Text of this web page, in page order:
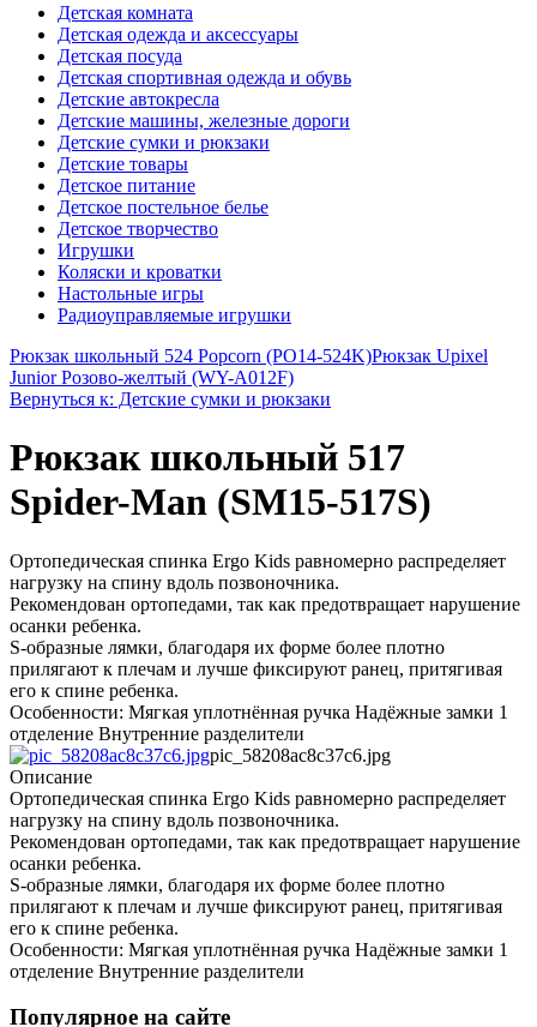
Детская комната
Детская одежда и аксессуары
Детская посуда
Детская спортивная одежда и обувь
Детские автокресла
Детские машины, железные дороги
Детские сумки и рюкзаки
Детские товары
Детское питание
Детское постельное белье
Детское творчество
Игрушки
Коляски и кроватки
Настольные игры
Радиоуправляемые игрушки
Рюкзак школьный 524 Popcorn (PO14-524K)Рюкзак Upixel
Junior Розово-желтый (WY-A012F)
Вернуться к: Детские сумки и рюкзаки
Рюкзак школьный 517
Spider-Man (SM15-517S)
Ортопедическая спинка Ergo Kids равномерно распределяет
нагрузку на спину вдоль позвоночника.
Рекомендован ортопедами, так как предотвращает нарушение
осанки ребенка.
S-образные лямки, благодаря их форме более плотно
прилягают к плечам и лучше фиксируют ранец, притягивая
его к спине ребенка.
Особенности: Мягкая уплотнённая ручка Надёжные замки 1
отделение Внутренние разделители
pic_58208ac8c37c6.jpg
Описание
Ортопедическая спинка Ergo Kids равномерно распределяет
нагрузку на спину вдоль позвоночника.
Рекомендован ортопедами, так как предотвращает нарушение
осанки ребенка.
S-образные лямки, благодаря их форме более плотно
прилягают к плечам и лучше фиксируют ранец, притягивая
его к спине ребенка.
Особенности: Мягкая уплотнённая ручка Надёжные замки 1
отделение Внутренние разделители
Популярное на сайте